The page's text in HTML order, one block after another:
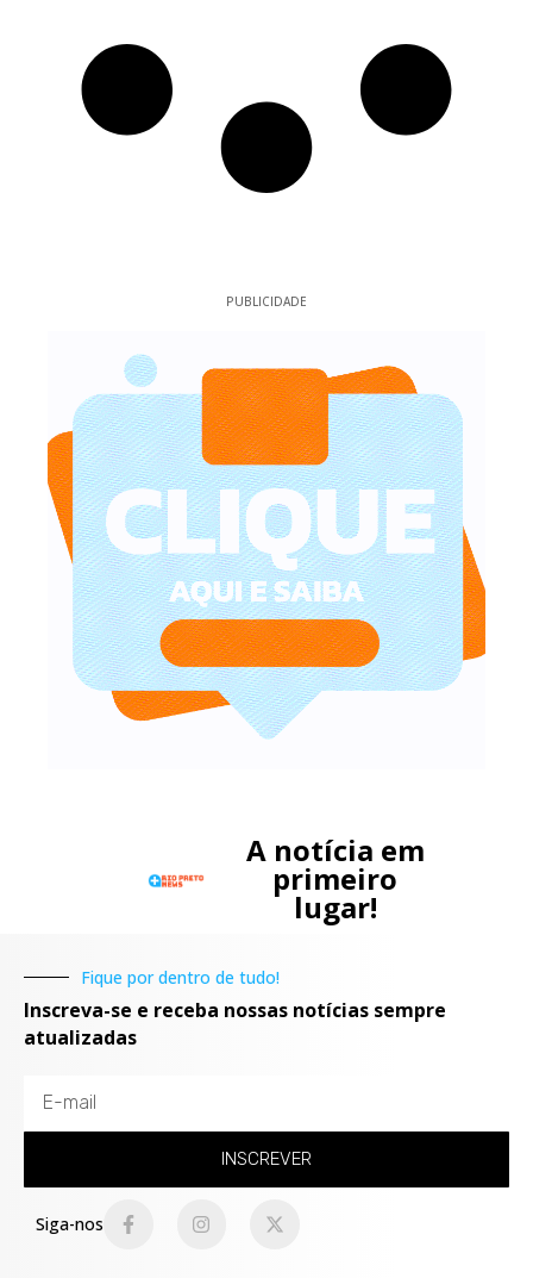
PUBLICIDADE
A notícia em
primeiro
lugar!
Fique por dentro de tudo!
Inscreva-se e receba nossas notícias sempre
atualizadas
INSCREVER
Siga-nos